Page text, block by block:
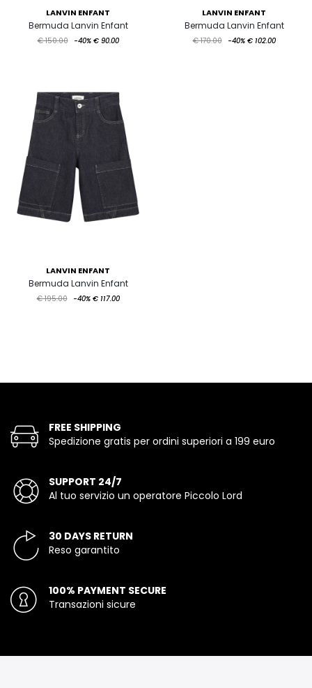
LANVIN ENFANT
Bermuda Lanvin Enfant
€ 150.00 -40% € 90.00
LANVIN ENFANT
Bermuda Lanvin Enfant
€ 170.00 -40% € 102.00
LANVIN ENFANT
Bermuda Lanvin Enfant
€ 195.00 -40% € 117.00
FREE SHIPPING
Spedizione gratis per ordini superiori a 199 euro
SUPPORT 24/7
Al tuo servizio un operatore Piccolo Lord
30 DAYS RETURN
Reso garantito
100% PAYMENT SECURE
Transazioni sicure